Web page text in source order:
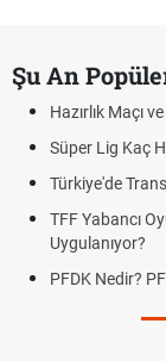
Şu An
Hazırlık Maçı
Süper Lig Kaç
Türkiye'de
TFF Yabancı
Uygulanıyor?
PFDK Nedir?